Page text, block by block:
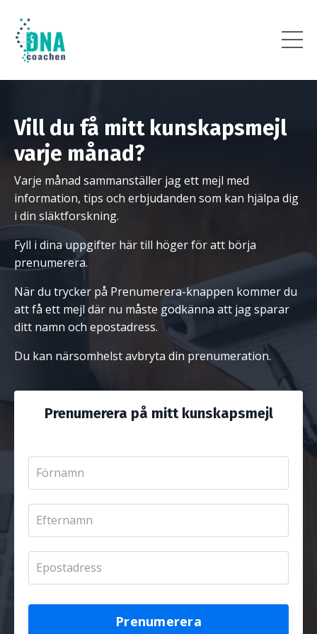
Vill du få mitt kunskapsmejl
varje månad?
Varje månad sammanställer jag ett mejl med
information, tips och erbjudanden som kan hjälpa dig
i din släktforskning.
Fyll i dina uppgifter här till höger för att börja
prenumerera.
När du trycker på Prenumerera-knappen kommer du
att få ett mejl där nu måste godkänna att jag sparar
ditt namn och epostadress.
Du kan närsomhelst avbryta din prenumeration.
Prenumerera på mitt kunskapsmejl
Prenumerera